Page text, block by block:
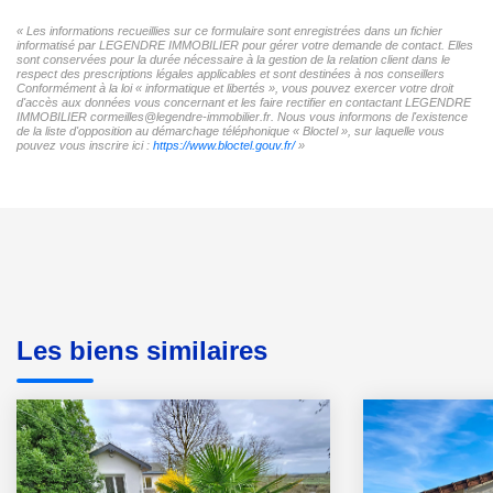
« Les informations recueillies sur ce formulaire sont enregistrées dans un fichier
informatisé par LEGENDRE IMMOBILIER pour gérer votre demande de contact. Elles
sont conservées pour la durée nécessaire à la gestion de la relation client dans le
respect des prescriptions légales applicables et sont destinées à nos conseillers
Conformément à la loi « informatique et libertés », vous pouvez exercer votre droit
d'accès aux données vous concernant et les faire rectifier en contactant LEGENDRE
IMMOBILIER cormeilles@legendre-immobilier.fr. Nous vous informons de l'existence
de la liste d'opposition au démarchage téléphonique « Bloctel », sur laquelle vous
pouvez vous inscrire ici : https://www.bloctel.gouv.fr/»
Les biens similaires